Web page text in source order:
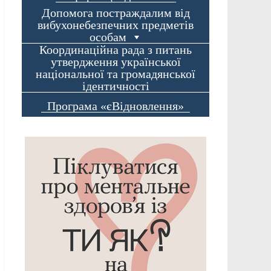
Допомога постраждалим від
вибухонебезпечних предметів
особам
Координаційна рада з питань
утвердження української
національної та громадянської
ідентичності
Програма «єВідновлення»